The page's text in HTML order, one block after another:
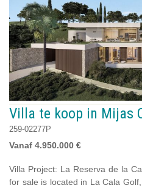
Villa te koop in Mijas
259-02277P
Vanaf 4.950.000 €
Villa Project: La Reserva de la
for sale is located in La Cala